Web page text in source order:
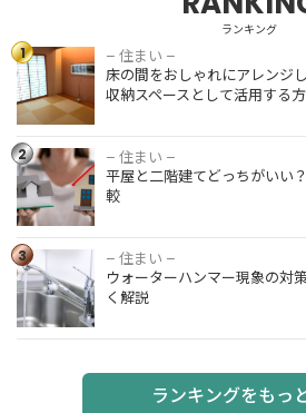
ランキング
1
床の間をお
しゃれにア
レンジしよ
う！和モダ
ンな飾り
方・収納ス
ペースとし
て活用する
方法を紹
介！
– 住まい –
床の間をおしゃれにアレンジ
収納スペースとして活用する
2
平屋と二階
建てどっち
がいい？特
徴・費用を
ポイント別
比較
– 住まい –
平屋と二階建てどっちがいい
較
3
ウォーター
ハンマー現
象の対策
は？原因や
詳しく解説
– 住まい –
ウォーターハンマー現象の対
く解説
ランキングをもっ